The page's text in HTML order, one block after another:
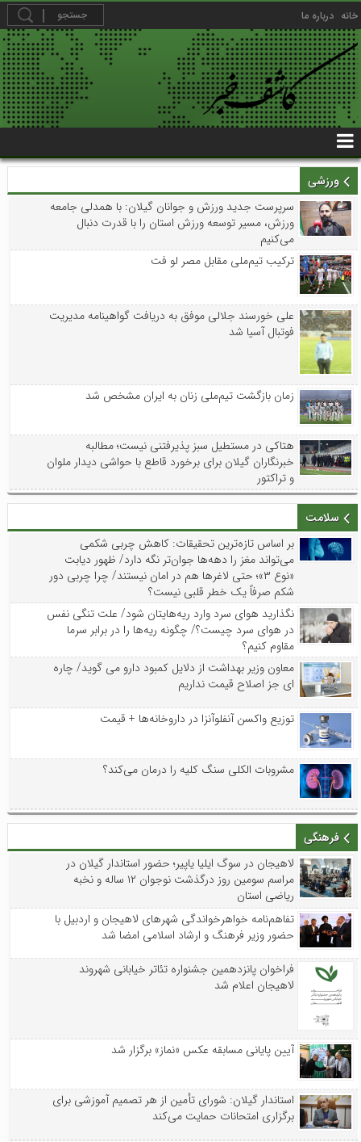
خانه درباره ما
ورزشی
سرپرست جدید ورزش و جوانان گیلان: با همدلی جامعه
ورزش، مسیر توسعه ورزش استان را با قدرت دنبال
می‌کنیم
ترکیب تیم‌ملی مقابل مصر لو فت
علی خورسند جلالی موفق به دریافت گواهینامه مدیریت
فوتبال آسیا شد
زمان بازگشت تیم‌ملی زنان به ایران مشخص شد
هتاکی در مستطیل سبز پذیرفتنی نیست؛ مطالبه
خبرنگاران گیلان برای برخورد قاطع با حواشی دیدار ملوان
و تراکتور
سلامت
بر اساس تازه‌ترین تحقیقات: کاهش چربی شکمی
می‌تواند مغز را دهه‌ها جوان‌تر نگه دارد/ ظهور دیابت
«نوع ۳»؛ حتی لاغرها هم در امان نیستند/ چرا چربی دور
شکم صرفاً یک خطر قلبی نیست؟
نگذارید هوای سرد وارد ریه‌هایتان شود/ علت تنگی نفس
در هوای سرد چیست؟/ چگونه ریه‌ها را در برابر سرما
مقاوم کنیم؟
معاون وزیر بهداشت از دلایل کمبود دارو می گوید/ چاره
ای جز اصلاح قیمت نداریم
توزیع واکسن‌ آنفلوآنزا در داروخانه‌ها + قیمت
مشروبات الکلی سنگ کلیه را درمان می‌کند؟
فرهنگی
لاهیجان در سوگ ایلیا یاپیر؛ حضور استاندار گیلان در
مراسم سومین روز درگذشت نوجوان ۱۲ ساله و نخبه
ریاضی استان
تفاهم‌نامه خواهرخواندگی شهرهای لاهیجان و اردبیل با
حضور وزیر فرهنگ و ارشاد اسلامی امضا شد
فراخوان پانزدهمین جشنواره تئاتر خیابانی شهروند
لاهیجان اعلام شد
آیین پایانی مسابقه عکس «نماز» برگزار شد
استاندار گیلان: شورای تأمین از هر تصمیم آموزشی برای
برگزاری امتحانات حمایت می‌کند